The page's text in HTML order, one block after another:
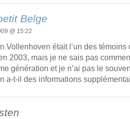
Belge
@ 15:22
Vollenhoven était l’un des
2003, mais je ne sais pas
génération et je n’ai pas le
a-t-il des informations